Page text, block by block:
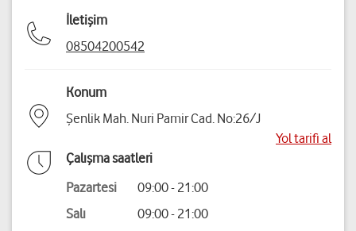
İletişim
08504200542
Konum
Şenlik Mah. Nuri Pamir Cad. No:26/J
Yol tarifi al
Çalışma saatleri
Pazartesi
09:00 - 21:00
Salı
09:00 - 21:00